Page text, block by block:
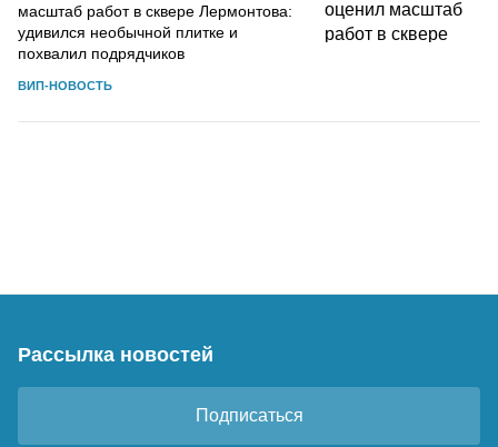
масштаб работ в сквере Лермонтова:
удивился необычной плитке и
похвалил подрядчиков
ВИП-НОВОСТЬ
Рассылка новостей
Подписаться